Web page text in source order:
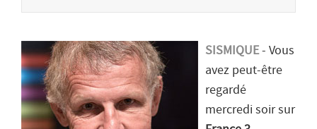
SISMIQUE- Vous
avez peut-être
regardé
mercredi soir sur